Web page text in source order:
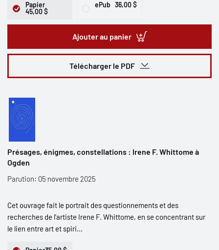
Papier
45,00 $
ePub 36,00 $
Ajouter au panier
Télécharger le PDF
Présages, énigmes, constellations : Irene F. Whittome à
Ogden
Parution: 05 novembre 2025
Cet ouvrage fait le portrait des questionnements et des
recherches de l'artiste Irene F. Whittome, en se concentrant sur
le lien entre art et spiri...